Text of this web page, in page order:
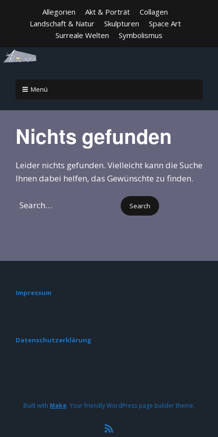
Allegorien Akt & Porträt
Collagen
Landschaft & Natur
Skulpturen
Space Art
Surreale Welten
Symbolismus
Menü
Nichts gefunden
Leider nichts gefunden. Vielleicht kann die Suche
Ihnen dabei helfen, das Gewünschte zu finden.
Impressum
Datenschutzerklärung
Built with Make. Your friendly WordPress page builder theme.